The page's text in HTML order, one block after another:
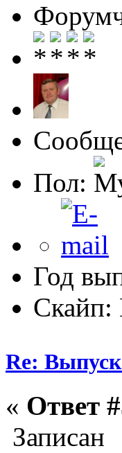
Пол:
Год
Скайп:
Re: Выпуск
« Ответ
Записан